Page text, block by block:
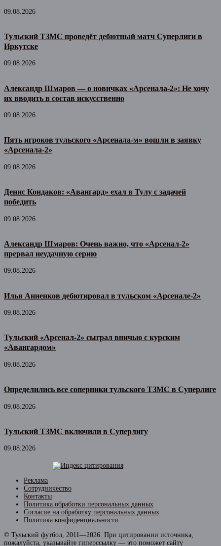
09.08.2026
Тульский ТЗМС проведёт дебютный матч Суперлиги в
Иркутске
09.08.2026
Александр Шмаров — о новичках «Арсенала-2»: Не хочу
их вводить в состав искусственно
09.08.2026
Пять игроков тульского «Арсенала-м» вошли в заявку
«Арсенала-2»
09.08.2026
Денис Кондаков: «Авангард» ехал в Тулу с задачей
победить
09.08.2026
Александр Шмаров: Очень важно, что «Арсенал-2»
прервал неудачную серию
09.08.2026
Илья Анненков дебютировал в тульском «Арсенале-2»
09.08.2026
Тульский «Арсенал-2» сыграл вничью с курским
«Авангардом»
09.08.2026
Определились все соперники тульского ТЗМС в Суперлиге
09.08.2026
Тульский ТЗМС включили в Суперлигу
09.08.2026
Реклама
Сотрудничество
Контакты
Политика обработки персональных данных
Согласие на обработку персональных данных
Политика конфиденциальности
© Тульский футбол, 2011—2026. При цитировании источника,
пожалуйста, указывайте гиперссылку — это поможет сайту